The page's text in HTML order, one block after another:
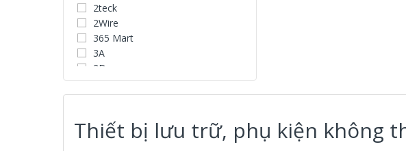
2teck
2Wire
365 Mart
3A
3D
3D Water Speaker
3Dconnexion
3S
5A systems
Thiết bị lưu trữ, phụ kiện không